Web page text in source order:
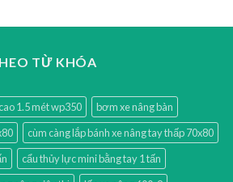
TỪ KHÓA
1.5 mét wp350
bơm xe nâng bàn
cùm càng lắp bánh xe nâng tay thấp 70x80
cẩu thủy lực mini bằng tay 1 tấn